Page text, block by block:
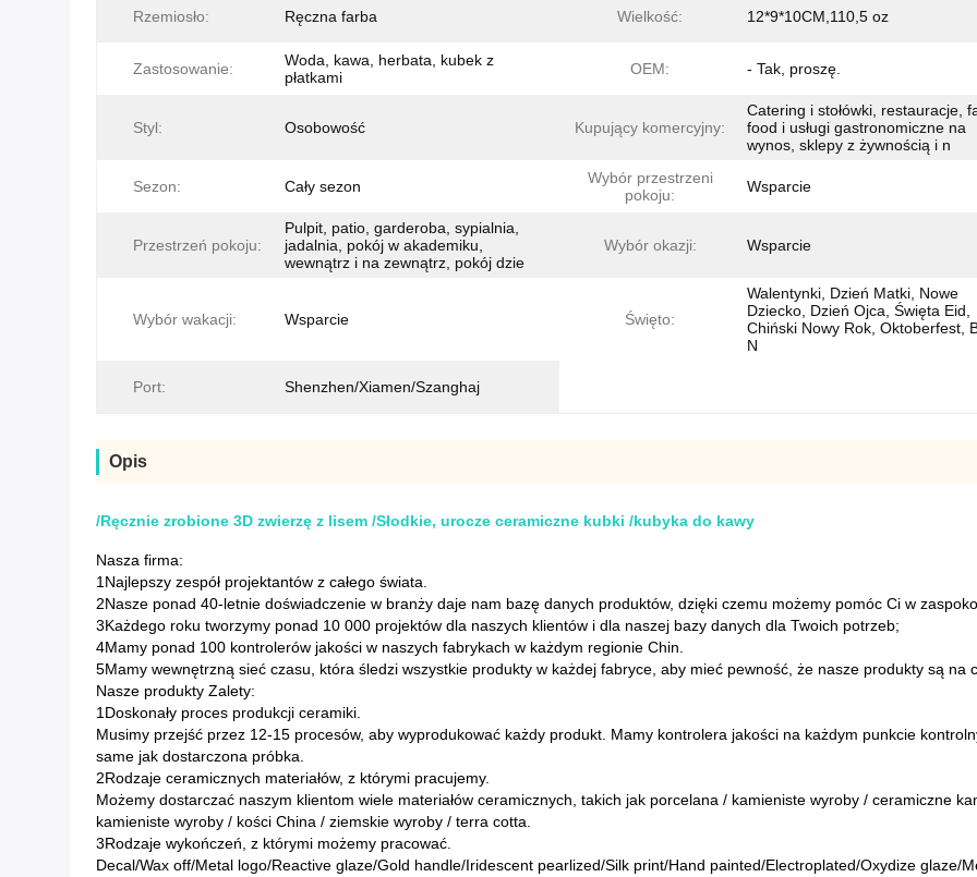
Rzemiosło: Ręczna farba Wielkość: 12*9*10CM,110,5 oz
Zastosowanie:
Woda, kawa, herbata, kubek z
płatkami
OEM: - Tak, proszę.
Styl: Osobowość Kupujący komercyjny:
Catering i stołówki, restauracje,
food i usługi gastronomiczne na
wynos, sklepy z żywnością i n
Sezon: Cały sezon
Wybór przestrzeni
pokoju:
Wsparcie
Przestrzeń pokoju:
Pulpit, patio, garderoba, sypialnia,
jadalnia, pokój w akademiku,
wewnątrz i na zewnątrz, pokój dzie
Wybór okazji: Wsparcie
Wybór wakacji: Wsparcie Święto:
Walentynki, Dzień Matki, Nowe
Dziecko, Dzień Ojca, Święta Eid,
Chiński Nowy Rok, Oktoberfest,
N
Port: Shenzhen/Xiamen/Szanghaj
Opis
/Ręcznie zrobione 3D zwierzę z lisem /Słodkie, urocze ceramiczne kubki /kubyka do kawy
Nasza firma:
1Najlepszy zespół projektantów z całego świata.
2Nasze ponad 40-letnie doświadczenie w branży daje nam bazę danych produktów, dzięki czemu możemy pomóc Ci w
3Każdego roku tworzymy ponad 10 000 projektów dla naszych klientów i dla naszej bazy danych dla Twoich potrzeb;
4Mamy ponad 100 kontrolerów jakości w naszych fabrykach w każdym regionie Chin.
5Mamy wewnętrzną sieć czasu, która śledzi wszystkie produkty w każdej fabryce, aby mieć pewność, że nasze produkty są na
Nasze produkty Zalety:
1Doskonały proces produkcji ceramiki.
Musimy przejść przez 12-15 procesów, aby wyprodukować każdy produkt. Mamy kontrolera jakości na każdym punkcie
same jak dostarczona próbka.
2Rodzaje ceramicznych materiałów, z którymi pracujemy.
Możemy dostarczać naszym klientom wiele materiałów ceramicznych, takich jak porcelana / kamieniste wyroby / ceramiczne
kamieniste wyroby / kości China / ziemskie wyroby / terra cotta.
3Rodzaje wykończeń, z którymi możemy pracować.
Decal/Wax off/Metal logo/Reactive glaze/Gold handle/Iridescent pearlized/Silk print/Hand painted/Electroplated/Oxydize glaze/